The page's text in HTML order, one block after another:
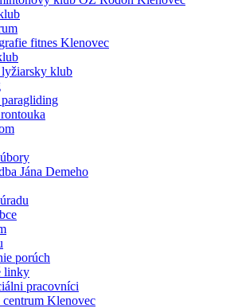
fitnes Klenovec
klub
Jána Demeho
porúch
linky
pracovníci
Klenovec